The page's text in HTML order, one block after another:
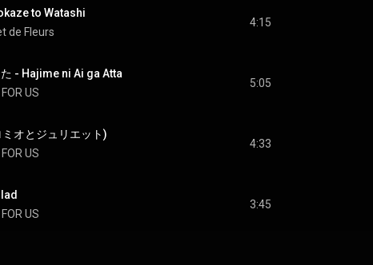
to Watashi
de Fleurs
4:15
- Hajime ni Ai ga Atta
US
5:05
ミオとジュリエット)
US
4:33
US
3:45